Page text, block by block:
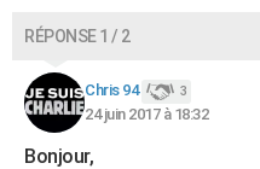
S'inscrire
Se connecter
Lycées
Collèges
Primaires
Universités
Entreprises
Service militaire
Avis de recherche
AVIS DE DÉCÈS
FORUM
Bricolage
Lifestyle
Culture
Sport
Auto
Television
Voyage
Cinema
RÉPONSE 1 / 2
Chris 94 3
24 juin 2017 à 18:32
Bonjour,